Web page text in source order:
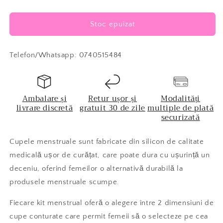
Stoc epuizat
Telefon/Whatsapp: 0740515484
Ambalare și
livrare discretă
Retur ușor și
gratuit 30 de zile
Modalități
multiple de plată
securizată
Cupele menstruale sunt fabricate din silicon de calitate
medicală ușor de curățat, care poate dura cu ușurință un
deceniu, oferind femeilor o alternativă durabilă la
produsele menstruale scumpe.
Fiecare kit menstrual oferă o alegere între 2 dimensiuni de
cupe conturate care permit femeii să o selecteze pe cea